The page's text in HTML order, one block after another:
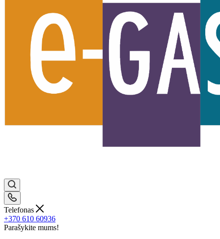
Telefonas
+370 610 60936
Parašykite mums!